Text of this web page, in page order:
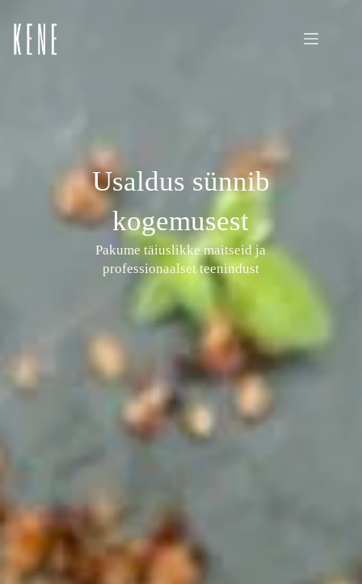
Usaldus sünnib
kogemusest
Pakume täiuslikke maitseid ja
professionaalset teenindust